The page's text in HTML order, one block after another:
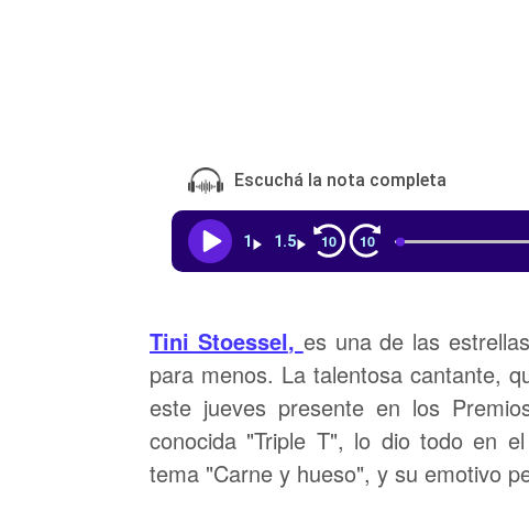
Escuchá la nota completa
1 1.5 10 10
Tini Stoessel, es una de las
para menos. La talentosa cantante,
este jueves presente en los
conocida "Triple T", lo dio todo en
tema "Carne y hueso", y su emotivo